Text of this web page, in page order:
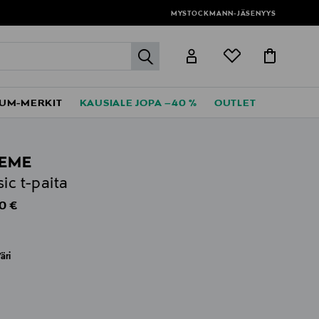
MYSTOCKMANN-JÄSENYYS
label.header.go
MERKIT KAUSIALE JOPA –40 % OUTLET
t-paita
Price
€